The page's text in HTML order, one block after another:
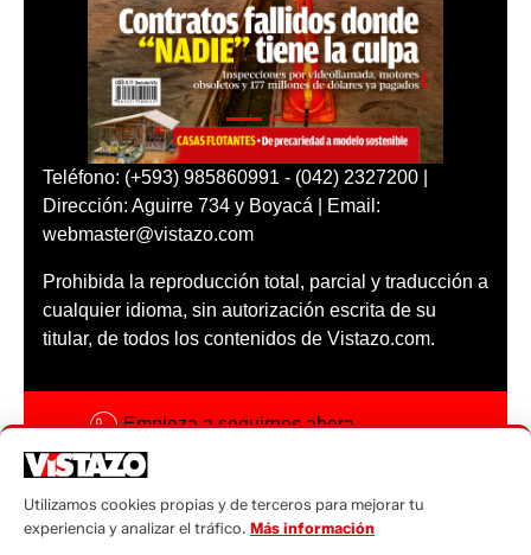
Teléfono: (+593) 985860991 - (042) 2327200 |
Dirección: Aguirre 734 y Boyacá | Email:
webmaster@vistazo.com
Prohibida la reproducción total, parcial y traducción a
cualquier idioma, sin autorización escrita de su
titular, de todos los contenidos de Vistazo.com.
Empieza a seguirnos ahora
Código ética
Utilizamos cookies propias y de terceros para mejorar tu
experiencia y analizar el tráfico. Más información